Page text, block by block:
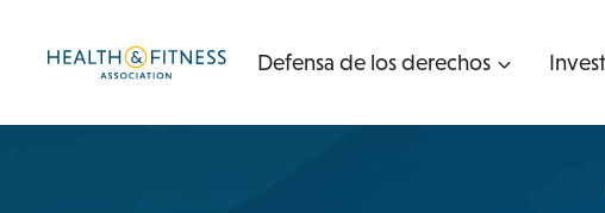
Defensa de los derechos